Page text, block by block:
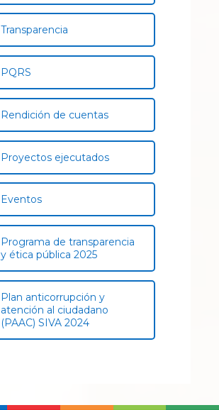
Transparencia
PQRS
Rendición de cuentas
Proyectos ejecutados
Eventos
Programa de transparencia
y ética pública 2025
Plan anticorrupción y
atención al ciudadano
(PAAC) SIVA 2024